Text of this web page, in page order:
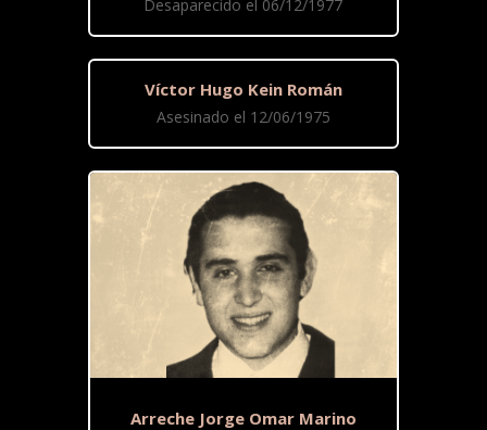
Desaparecido el 06/12/1977
Víctor Hugo Kein Román
Asesinado el 12/06/1975
Arreche Jorge Omar Marino